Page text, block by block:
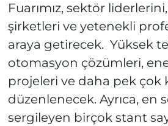
Fuarımız, sektör
şirketleri ve yetenekli
araya getirecek. Yüksek
otomasyon çözümleri,
projeleri ve daha pek çok
düzenlenecek. Ayrıca, en
sergileyen birçok stant